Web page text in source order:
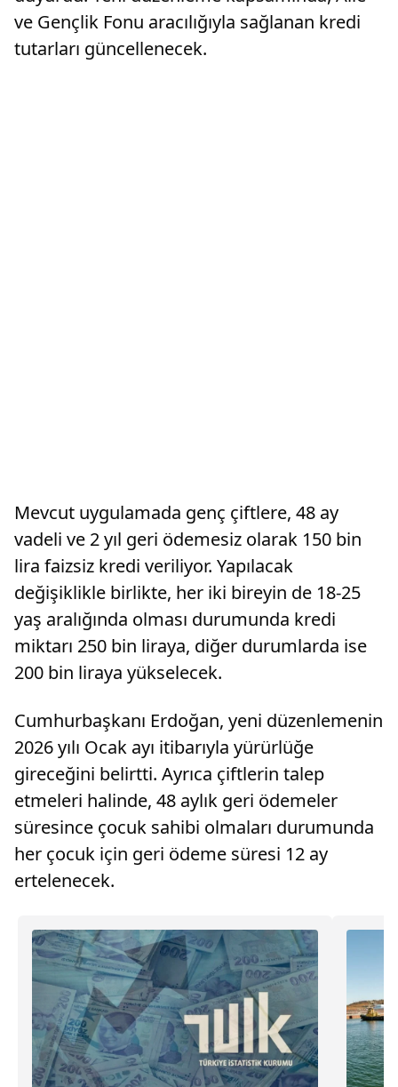
ve Gençlik Fonu aracılığıyla sağlanan kredi
tutarları güncellenecek.
Mevcut uygulamada genç çiftlere, 48 ay
vadeli ve 2 yıl geri ödemesiz olarak 150 bin
lira faizsiz kredi veriliyor. Yapılacak
değişiklikle birlikte, her iki bireyin de 18-25
yaş aralığında olması durumunda kredi
miktarı 250 bin liraya, diğer durumlarda ise
200 bin liraya yükselecek.
Cumhurbaşkanı Erdoğan, yeni düzenlemenin
2026 yılı Ocak ayı itibarıyla yürürlüğe
gireceğini belirtti. Ayrıca çiftlerin talep
etmeleri halinde, 48 aylık geri ödemeler
süresince çocuk sahibi olmaları durumunda
her çocuk için geri ödeme süresi 12 ay
ertelenecek.